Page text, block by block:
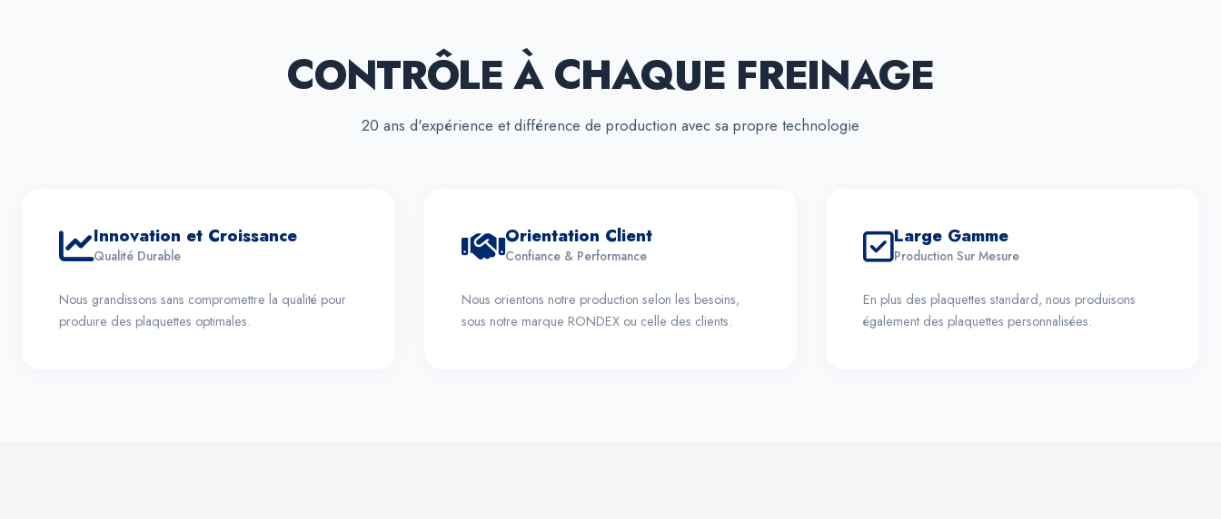
CONTRÔLE À CHAQUE FREINAGE
20 ans d'expérience et différence de production avec sa propre technologie
Innovation et Croissance
Qualité Durable
Nous grandissons sans compromettre la qualité pour
produire des plaquettes optimales.
Orientation Client
Confiance & Performance
Nous orientons notre production selon les besoins,
sous notre marque RONDEX ou celle des clients.
Large Gamme
Production Sur Mesure
En plus des plaquettes standard, nous produisons
également des plaquettes personnalisées.